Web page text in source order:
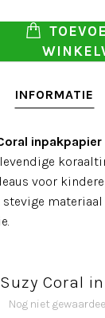
INFORMATIE
inpakpapier
voor
stevige
Coral
Nog niet